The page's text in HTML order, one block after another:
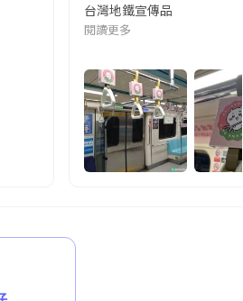
女主角柳寶娜 —— 表面上是一間公司
台灣地鐵宣傳品
閱讀更多